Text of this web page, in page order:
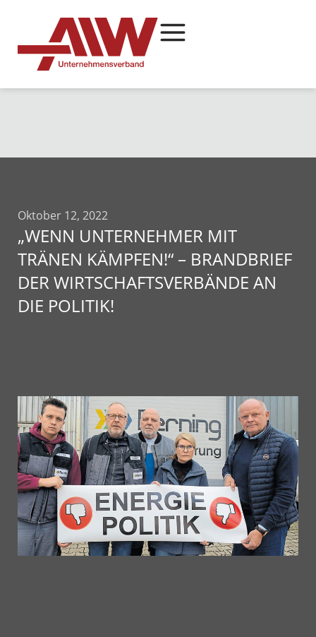
Oktober 12, 2022
„WENN UNTERNEHMER MIT
TRÄNEN KÄMPFEN!“ – BRANDBRIEF
DER WIRTSCHAFTSVERBÄNDE AN
DIE POLITIK!